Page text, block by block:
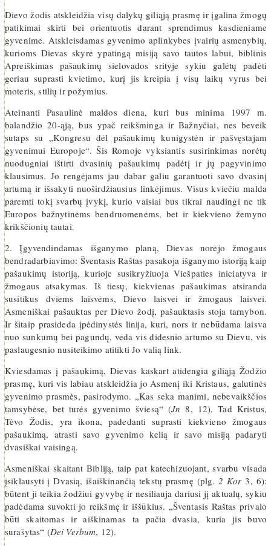
Dievo žodis atskleidžia visų dalykų giliąją prasmę ir įgalina žmogų
patikimai skirti bei orientuotis darant sprendimus kasdieniame
gyvenime. Atskleisdamas gyvenimo aplinkybes įvairių asmenybių,
kurioms Dievas skyrė ypatingą misiją savo tautos labui, biblinis
Apreiškimas pašaukimų sielovados srityje sykiu galėtų padėti
geriau suprasti kvietimo, kurį jis kreipia į visų laikų vyrus bei
moteris, stilių ir požymius.
Ateinanti Pasaulinė maldos diena, kuri bus minima 1997 m.
balandžio 20-ąją, bus ypač reikšminga ir Bažnyčiai, nes beveik
sutaps su „Kongresu dėl pašaukimų kunigystėn ir pašvęstajam
gyvenimui Europoje“. Šis Romoje vyksiantis susirinkimas norėtų
nuodugniai ištirti dvasinių pašaukimų padėtį ir jų pagyvinimo
klausimus. Jo rengėjams jau dabar galiu garantuoti savo dvasinį
artumą ir išsakyti nuoširdžiausius linkėjimus. Visus kviečiu malda
paremti tokį svarbų įvykį, kurio vaisiai bus tikrai naudingi ne tik
Europos bažnytinėms bendruomenėms, bet ir kiekvieno žemyno
krikščionių tautai.
2. Įgyvendindamas išganymo planą, Dievas norėjo žmogaus
bendradarbiavimo: Šventasis Raštas pasakoja išganymo istoriją kaip
pašaukimų istoriją, kurioje susikryžiuoja Viešpaties iniciatyva ir
žmogaus atsakymas. Iš tiesų, kiekvienas pašaukimas atsiranda
susitikus dviems laisvėms, Dievo laisvei ir žmogaus laisvei.
Asmeniškai pašauktas per Dievo žodį, pašauktasis stoja tarnybon.
Ir šitaip prasideda įpėdinystės linija, kuri, nors ir nebūdama laisva
nuo sunkumų bei pagundų, veda vis didesnio artumo su Dievu, vis
paslaugesnio nusiteikimo atitikti Jo valią link.
Kviesdamas į pašaukimą, Dievas kaskart atidengia giliąją Žodžio
prasmę, kuri vis labiau atskleidžia jo Asmenį iki Kristaus, galutinės
gyvenimo prasmės, pasirodymo. „Kas seka manimi, nebevaikščios
tamsybėse, bet turės gyvenimo šviesą“ (Jn 8, 12). Tad Kristus,
Tėvo Žodis, yra ikona, padedanti suprasti kiekvieno žmogaus
pašaukimą, atrasti savo gyvenimo kelią ir savo misiją padaryti
dvasiškai vaisingą.
Asmeniškai skaitant Bibliją, taip pat katechizuojant, svarbu visada
įsiklausyti į Dvasią, išaiškinančią tekstų prasmę (plg.2 Kor 3, 6):
būtent ji teikia žodžiui gyvybę ir nesiliauja dariusi jį aktualų, sykiu
padėdama suvokti jo reikšmę ir iššūkius. „Šventasis Raštas privalo
būti skaitomas ir aiškinamas ta pačia dvasia, kuria jis buvo
surašytas“ (Dei Verbum, 12).